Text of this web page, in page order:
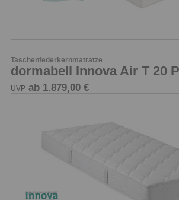
Taschenfederkernmatratze
dormabell Innova Air T 20
UVP ab 1.879,00 €